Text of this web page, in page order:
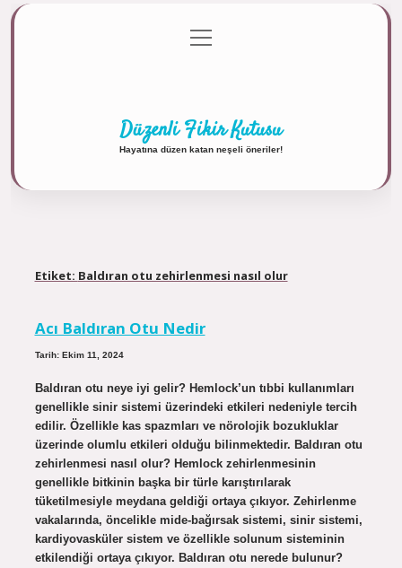
Gizlilik Politikası
menüyü
aç
Düzenli Fikir Kutusu
Hayatına düzen katan neşeli öneriler!
Etiket: Baldıran otu zehirlenmesi nasıl olur
Acı Baldıran Otu Nedir
Tarih: Ekim 11, 2024
Baldıran otu neye iyi gelir? Hemlock’un tıbbi kullanımları
genellikle sinir sistemi üzerindeki etkileri nedeniyle tercih
edilir. Özellikle kas spazmları ve nörolojik bozukluklar
üzerinde olumlu etkileri olduğu bilinmektedir. Baldıran otu
zehirlenmesi nasıl olur? Hemlock zehirlenmesinin
genellikle bitkinin başka bir türle karıştırılarak
tüketilmesiyle meydana geldiği ortaya çıkıyor. Zehirlenme
vakalarında, öncelikle mide-bağırsak sistemi, sinir sistemi,
kardiyovasküler sistem ve özellikle solunum sisteminin
etkilendiği ortaya çıkıyor. Baldıran otu nerede bulunur?